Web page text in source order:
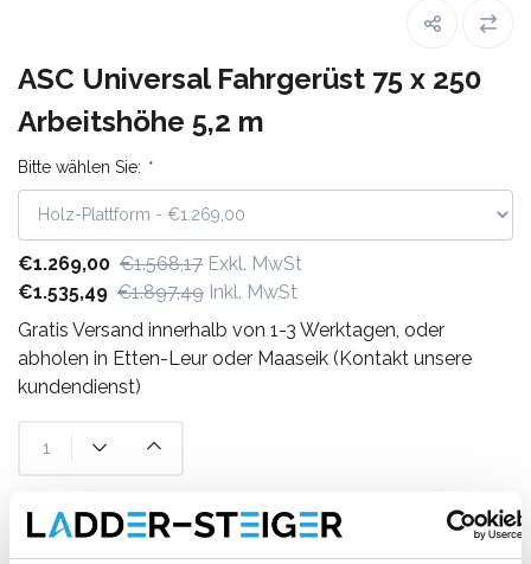
ASC Universal Fahrgerüst 75 x 250
Arbeitshöhe 5,2 m
Bitte wählen Sie: *
€1.269,00 €1.568,17 Exkl. MwSt
€1.535,49 €1.897,49 Inkl. MwSt
Gratis Versand innerhalb von 1-3 Werktagen, oder
abholen in Etten-Leur oder Maaseik (Kontakt unsere
kundendienst)
Zum Warenkorb hinzufügen